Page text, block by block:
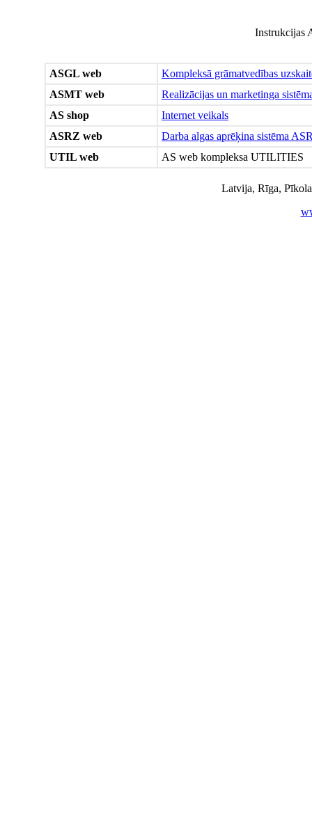
Instrukcijas
ASGL web
Kompleksā grāmatvedības
ASMT web
Realizācijas un marketinga
AS shop
Internet veikals
ASRZ web
Darba algas aprēķina sistēma
UTIL web
AS web kompleksa UTILITIES
Latvija, Rīga,